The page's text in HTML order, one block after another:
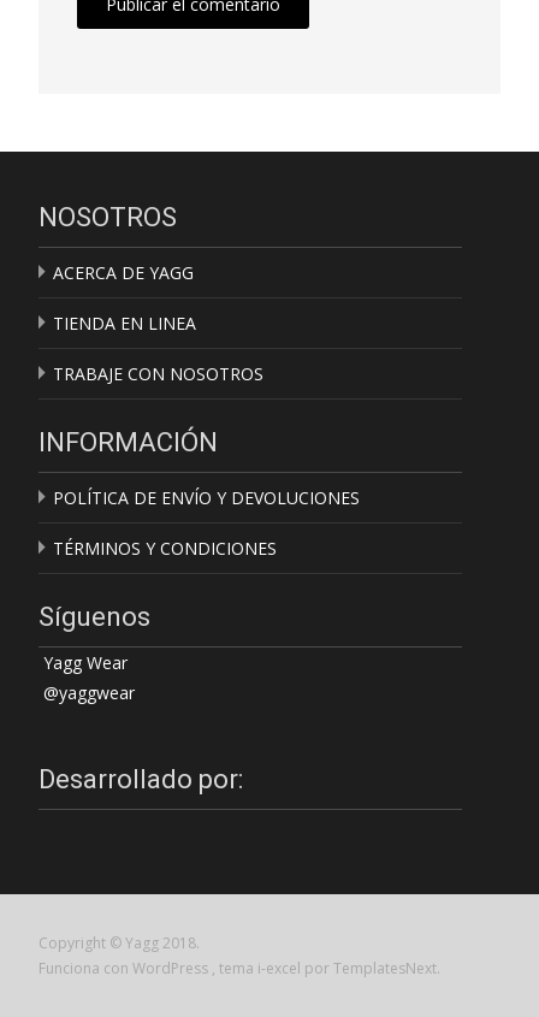
NOSOTROS
ACERCA DE YAGG
TIENDA EN LINEA
TRABAJE CON NOSOTROS
INFORMACIÓN
POLÍTICA DE ENVÍO Y DEVOLUCIONES
TÉRMINOS Y CONDICIONES
Síguenos
Yagg Wear
@yaggwear
Desarrollado por:
Copyright © Yagg 2018.
Funciona con WordPress , tema i-excel por TemplatesNext.